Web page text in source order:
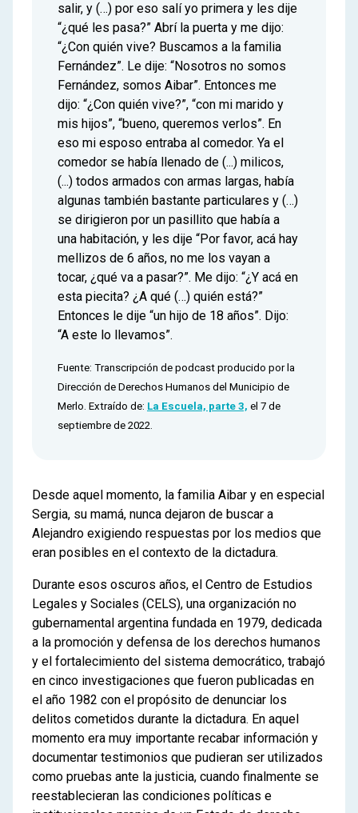
salir, y (…) por eso salí yo primera y les dije
“¿qué les pasa?” Abrí la puerta y me dijo:
“¿Con quién vive? Buscamos a la familia
Fernández”. Le dije: “Nosotros no somos
Fernández, somos Aibar”. Entonces me
dijo: “¿Con quién vive?”, “con mi marido y
mis hijos”, “bueno, queremos verlos”. En
eso mi esposo entraba al comedor. Ya el
comedor se había llenado de (...) milicos,
(...) todos armados con armas largas, había
algunas también bastante particulares y (…)
se dirigieron por un pasillito que había a
una habitación, y les dije “Por favor, acá hay
mellizos de 6 años, no me los vayan a
tocar, ¿qué va a pasar?”. Me dijo: “¿Y acá en
esta piecita? ¿A qué (…) quién está?”
Entonces le dije “un hijo de 18 años”. Dijo:
“A este lo llevamos”.
Fuente: Transcripción de podcast producido por la
Dirección de Derechos Humanos del Municipio de
Merlo. Extraído de: La Escuela, parte 3, el 7 de
septiembre de 2022.
Desde aquel momento, la familia Aibar y en especial
Sergia, su mamá, nunca dejaron de buscar a
Alejandro exigiendo respuestas por los medios que
eran posibles en el contexto de la dictadura.
Durante esos oscuros años, el Centro de Estudios
Legales y Sociales (CELS), una organización no
gubernamental argentina fundada en 1979, dedicada
a la promoción y defensa de los derechos humanos
y el fortalecimiento del sistema democrático, trabajó
en cinco investigaciones que fueron publicadas en
el año 1982 con el propósito de denunciar los
delitos cometidos durante la dictadura. En aquel
momento era muy importante recabar información y
documentar testimonios que pudieran ser utilizados
como pruebas ante la justicia, cuando finalmente se
reestablecieran las condiciones políticas e